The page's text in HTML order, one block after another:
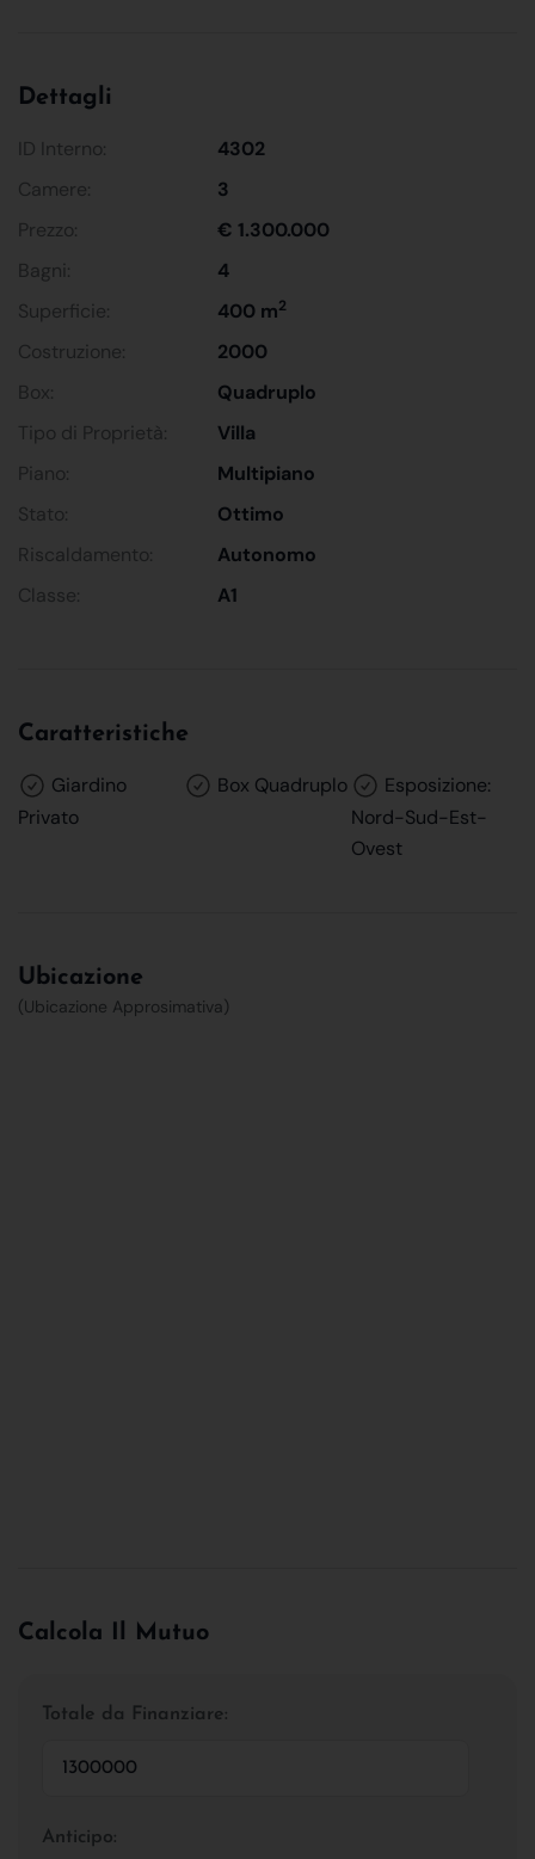
Dettagli
ID Interno:
4302
Camere:
3
Prezzo:
€ 1.300.000
Bagni:
4
Superficie:
400 m2
Costruzione:
2000
Box:
Quadruplo
Tipo di Proprietà:
Villa
Piano:
Multipiano
Stato:
Ottimo
Riscaldamento:
Autonomo
Classe:
A1
Caratteristiche
Giardino
Privato
Box Quadruplo
Esposizione:
Nord-Sud-Est-
Ovest
Ubicazione
(Ubicazione Approsimativa)
Calcola Il Mutuo
Totale da Finanziare:
Anticipo: